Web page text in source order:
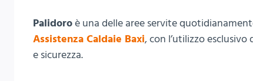
Palidoroè una delle aree servite
Assistenza Caldaie Baxi, con l’utilizzo
e sicurezza.